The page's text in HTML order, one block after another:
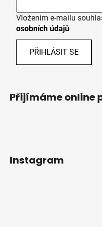
Vložením e-mailu
osobních údajů
PŘIHLÁSIT SE
Přijímáme online
Instagram